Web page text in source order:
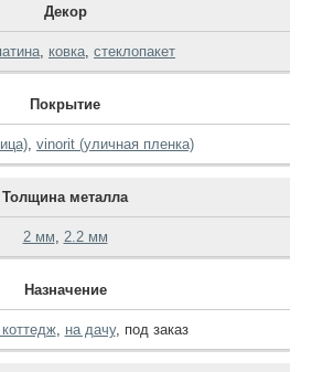
Декор
ковка стеклопакет
Покрытие
vinorit (уличная пленка)
Толщина металла
2 мм 2.2 мм
Назначение
коттедж, на дачу, под заказ